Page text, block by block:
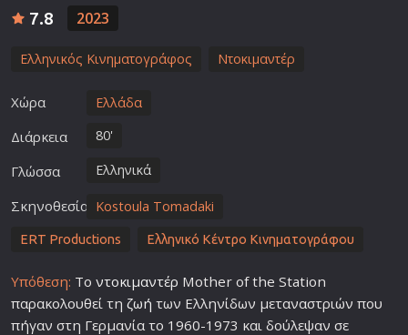
7.8 2023
Ελληνικός Κινηματογράφος Ντοκιμαντέρ
Χώρα Ελλάδα
Διάρκεια 80'
Γλώσσα Ελληνικά
Σκηνοθεσία Kostoula Tomadaki
ERT Productions Ελληνικό Κέντρο Κινηματογράφου
Υπόθεση: Το ντοκιμαντέρ Mother of the Station
παρακολουθεί τη ζωή των Ελληνίδων μεταναστριών που
πήγαν στη Γερμανία το 1960-1973 και δούλεψαν σε